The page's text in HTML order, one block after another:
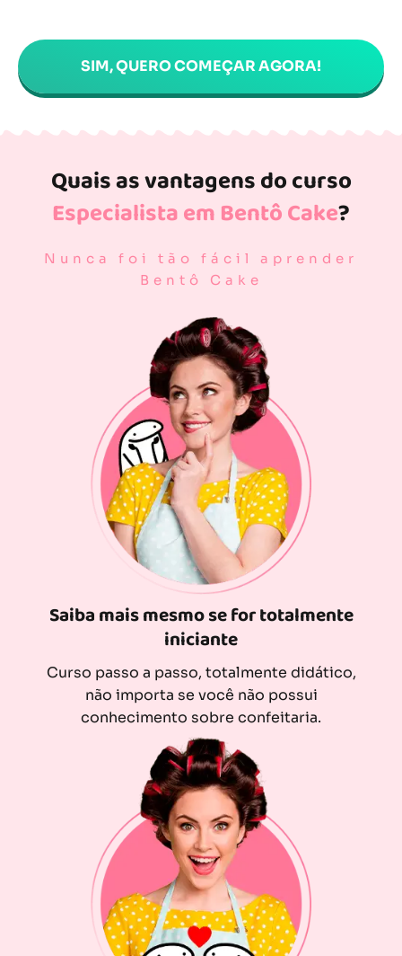
SIM, QUERO COMEÇAR AGORA!
Quais as vantagens do curso
Especialista em Bentô Cake?
Nunca foi tão fácil aprender
Bentô Cake
Saiba mais mesmo se for totalmente
iniciante
Curso passo a passo, totalmente didático,
não importa se você não possui
conhecimento sobre confeitaria.